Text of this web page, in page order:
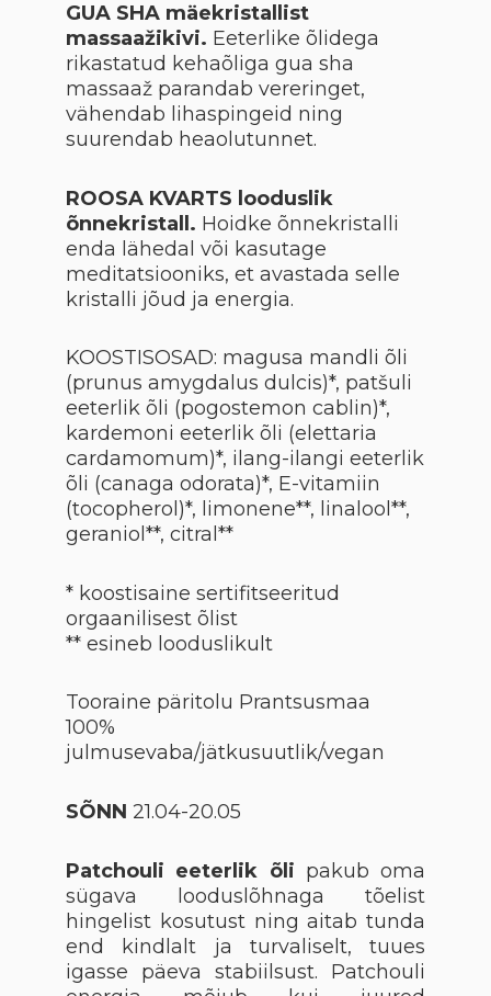
GUA SHA mäekristallist
massaažikivi. Eeterlike õlidega
rikastatud kehaõliga gua sha
massaaž parandab vereringet,
vähendab lihaspingeid ning
suurendab heaolutunnet.
ROOSA KVARTS looduslik
õnnekristall. Hoidke õnnekristalli
enda lähedal või kasutage
meditatsiooniks, et avastada selle
kristalli jõud ja energia.
KOOSTISOSAD: magusa mandli õli
(prunus amygdalus dulcis)*, patšuli
eeterlik õli (pogostemon cablin)*,
kardemoni eeterlik õli (elettaria
cardamomum)*, ilang-ilangi eeterlik
õli (canaga odorata)*, E-vitamiin
(tocopherol)*, limonene**, linalool**,
geraniol**, citral**
* koostisaine sertifitseeritud
orgaanilisest õlist
** esineb looduslikult
Tooraine päritolu Prantsusmaa
100%
julmusevaba/jätkusuutlik/vegan
SÕNN 21.04-20.05
Patchouli eeterlik õli pakub oma
sügava looduslõhnaga tõelist
hingelist kosutust ning aitab tunda
end kindlalt ja turvaliselt, tuues
igasse päeva stabiilsust. Patchouli